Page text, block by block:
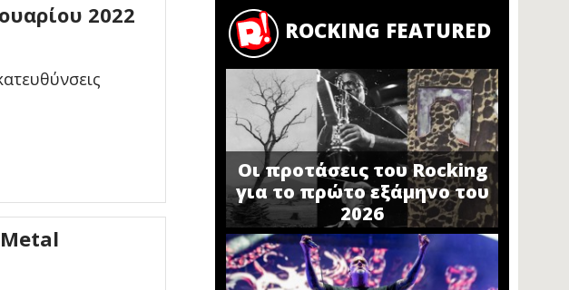
2022
ROCKING FEATURED
Οι προτάσεις του Rocking
για το πρώτο εξάμηνο του
2026